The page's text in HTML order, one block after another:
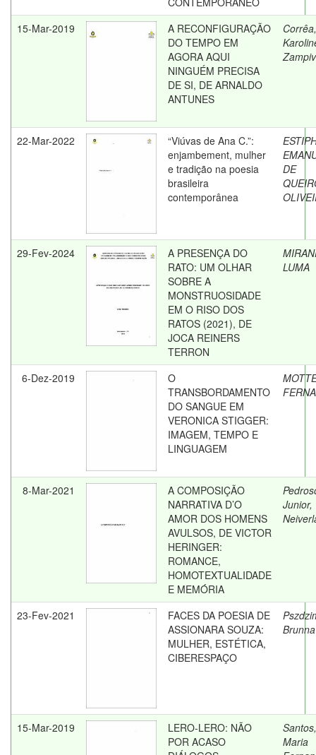
15-Mar-2019
A RECONFIGURAÇÃO
DO TEMPO EM
AGORA AQUI
NINGUÉM PRECISA
DE SI, DE ARNALDO
ANTUNES
Corrêa,
22-Mar-2022
“Viúvas de Ana C.”:
enjambement, mulher
e tradição na poesia
brasileira
contemporânea
DE
29-Fev-2024
A PRESENÇA DO
RATO: UM OLHAR
SOBRE A
MONSTRUOSIDADE
EM O RISO DOS
RATOS (2021), DE
JOCA REINERS
TERRON
LUMA
6-Dez-2019
O
TRANSBORDAMENTO
DO SANGUE EM
VERONICA STIGGER:
IMAGEM, TEMPO E
LINGUAGEM
8-Mar-2021
A COMPOSIÇÃO
NARRATIVA D’O
AMOR DOS HOMENS
AVULSOS, DE VICTOR
HERINGER:
ROMANCE,
HOMOTEXTUALIDADE
E MEMÓRIA
Junior,
23-Fev-2021
FACES DA POESIA DE
ASSIONARA SOUZA:
MULHER, ESTÉTICA,
CIBERESPAÇO
Brunna
15-Mar-2019
LERO-LERO: NÃO
POR ACASO
Santos,
Maria